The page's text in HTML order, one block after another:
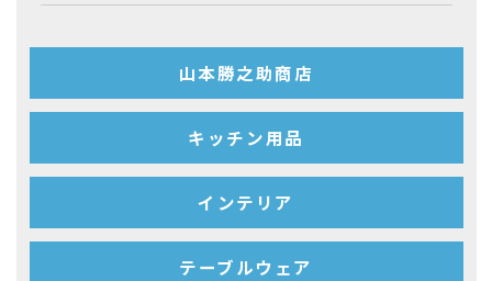
山本勝之助商店
キッチン用品
インテリア
テーブルウェア